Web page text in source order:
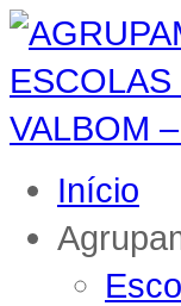
Início